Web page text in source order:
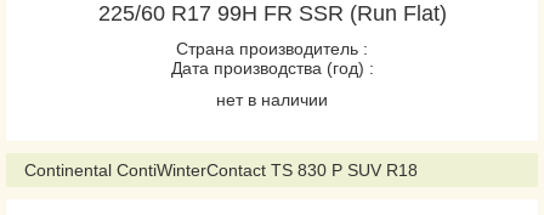
NorthContact NC6
VanContact Viking
VikingContact 7
VikingContact 8
225/60 R17 99H FR SSR (Run Flat)
Страна производитель :
Дата производства (год) :
нет в наличии
Continental ContiWinterContact TS 830 P SUV R18